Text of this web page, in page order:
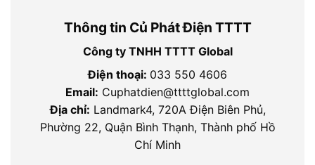
Thông tin Củ Phát Điện TTTT
Công ty TNHH TTTT Global
Điện thoại: 033 550 4606
Email: Cuphatdien@ttttglobal.com
Địa chỉ: Landmark4, 720A Điện Biên Phủ,
Phường 22, Quận Bình Thạnh, Thành phố Hồ
Chí Minh